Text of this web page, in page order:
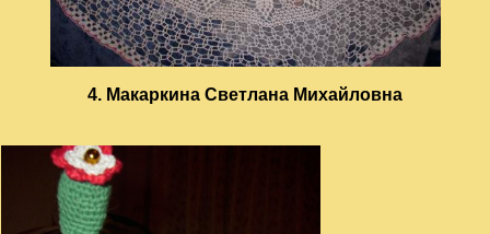
4. Макаркина Светлана Михайловна